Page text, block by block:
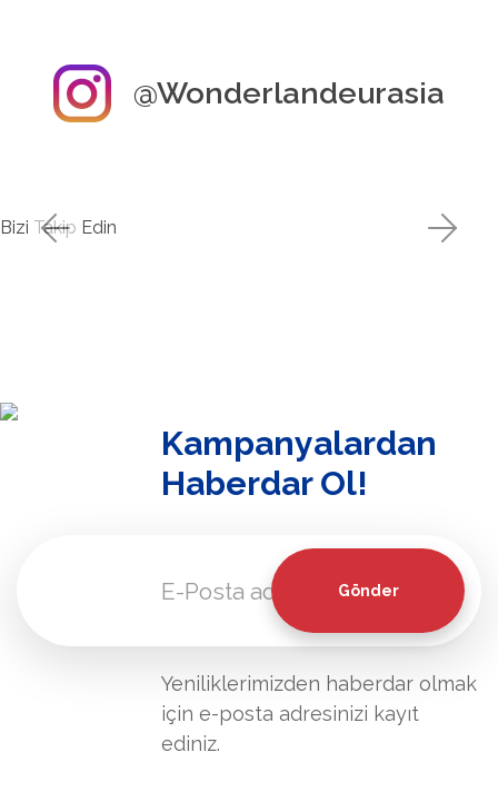
@Wonderlandeurasia
Bizi Takip Edin
Kampanyalardan
Haberdar Ol!
Gönder
Yeniliklerimizden haberdar olmak
için e-posta adresinizi kayıt
ediniz.